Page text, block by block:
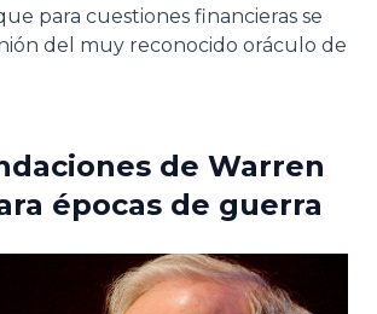
para cuestiones financieras se
del muy reconocido oráculo de
de Warren
épocas de guerra